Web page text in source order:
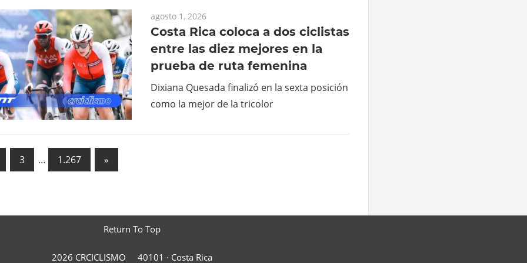
agosto 1, 2026
Costa Rica coloca a dos ciclistas
entre las diez mejores en la
prueba de ruta femenina
Dixiana Quesada finalizó en la sexta posición
como la mejor de la tricolor
3 … 1.267
Next
Posts
»
Return To Top
2026 CRCICLISMO 40101 · Costa Rica